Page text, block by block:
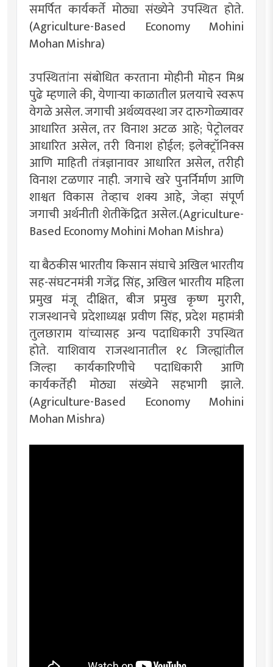
समर्पित कार्यकर्ते मोठ्या संख्येने उपस्थित होते.
(Agriculture-Based Economy Mohini
Mohan Mishra)
उपस्थितांना संबोधित करताना मोहीनी मोहन मिश्र
पुढे म्हणाले की, येणाऱ्या काळातील प्रलयाचे स्वरूप
वेगळे असेल. जगाची अर्थव्यवस्था जर दारुगोळ्यावर
आधारित असेल, तर विनाश अटळ आहे; पेट्रोलवर
आधारित असेल, तरी विनाश होईल; इलेक्ट्रॉनिक्स
आणि माहिती तंत्रज्ञानावर आधारित असेल, तरीही
विनाश टळणार नाही. जगाचे खरे पुनर्निर्माण आणि
शाश्वत विकास तेव्हाच शक्य आहे, जेव्हा संपूर्ण
जगाची अर्थनीती शेतीकेंद्रित असेल.(Agriculture-
Based Economy Mohini Mohan Mishra)
या बैठकीस भारतीय किसान संघाचे अखिल भारतीय
सह-संघटनमंत्री गजेंद्र सिंह, अखिल भारतीय महिला
प्रमुख मंजू दीक्षित, बीज प्रमुख कृष्ण मुरारी,
राजस्थानचे प्रदेशाध्यक्ष प्रवीण सिंह, प्रदेश महामंत्री
तुलछाराम यांच्यासह अन्य पदाधिकारी उपस्थित
होते. याशिवाय राजस्थानातील १८ जिल्ह्यांतील
जिल्हा कार्यकारिणीचे पदाधिकारी आणि
कार्यकर्तेही मोठ्या संख्येने सहभागी झाले.
(Agriculture-Based Economy Mohini
Mohan Mishra)